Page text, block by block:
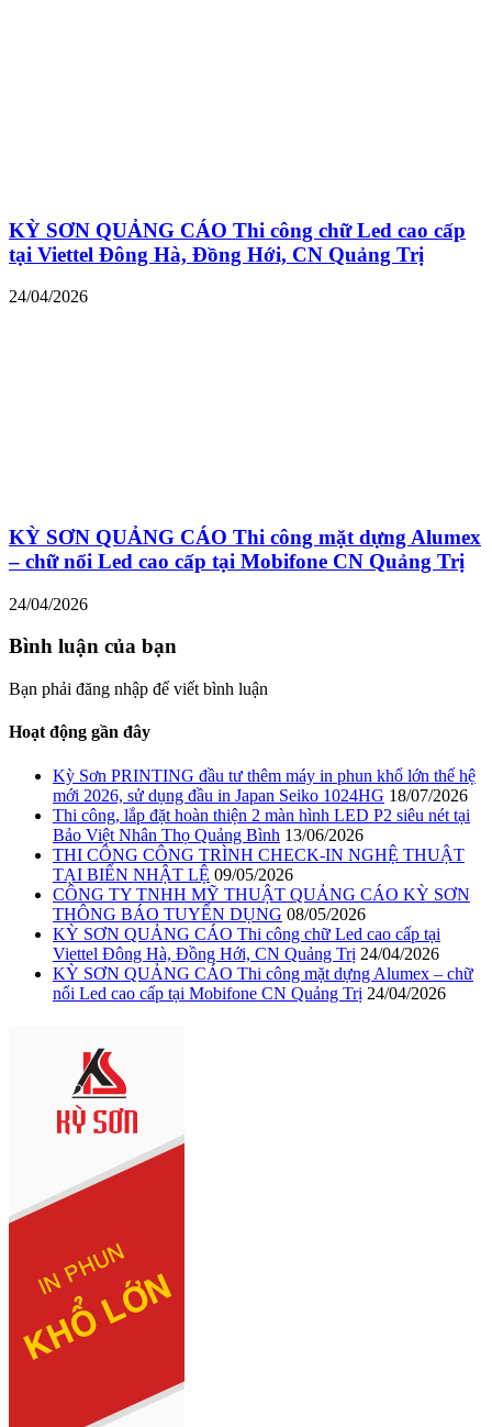
KỲ SƠN QUẢNG CÁO Thi công chữ Led cao cấp
tại Viettel Đông Hà, Đồng Hới, CN Quảng Trị
24/04/2026
KỲ SƠN QUẢNG CÁO Thi công mặt dựng Alumex
– chữ nổi Led cao cấp tại Mobifone CN Quảng Trị
24/04/2026
Bình luận của bạn
Bạn phải đăng nhập để viết bình luận
Hoạt động gần đây
Kỳ Sơn PRINTING đầu tư thêm máy in phun khổ lớn thế hệ
mới 2026, sử dụng đầu in Japan Seiko 1024HG 18/07/2026
Thi công, lắp đặt hoàn thiện 2 màn hình LED P2 siêu nét tại
Bảo Việt Nhân Thọ Quảng Bình 13/06/2026
THI CÔNG CÔNG TRÌNH CHECK-IN NGHỆ THUẬT
TẠI BIỂN NHẬT LỆ 09/05/2026
CÔNG TY TNHH MỸ THUẬT QUẢNG CÁO KỲ SƠN
THÔNG BÁO TUYỂN DỤNG 08/05/2026
KỲ SƠN QUẢNG CÁO Thi công chữ Led cao cấp tại
Viettel Đông Hà, Đồng Hới, CN Quảng Trị 24/04/2026
KỲ SƠN QUẢNG CÁO Thi công mặt dựng Alumex – chữ
nổi Led cao cấp tại Mobifone CN Quảng Trị 24/04/2026